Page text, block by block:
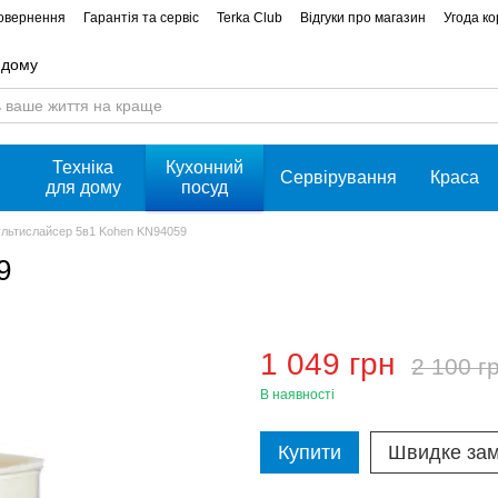
Гарантія та сервіс Terka Club Відгуки про магазин
Угода
Техніка
для дому
Кухонний
посуд
Сервірування Краса
5в1 Kohen KN94059
1 049 грн 2 100
В наявності
Купити Швидке